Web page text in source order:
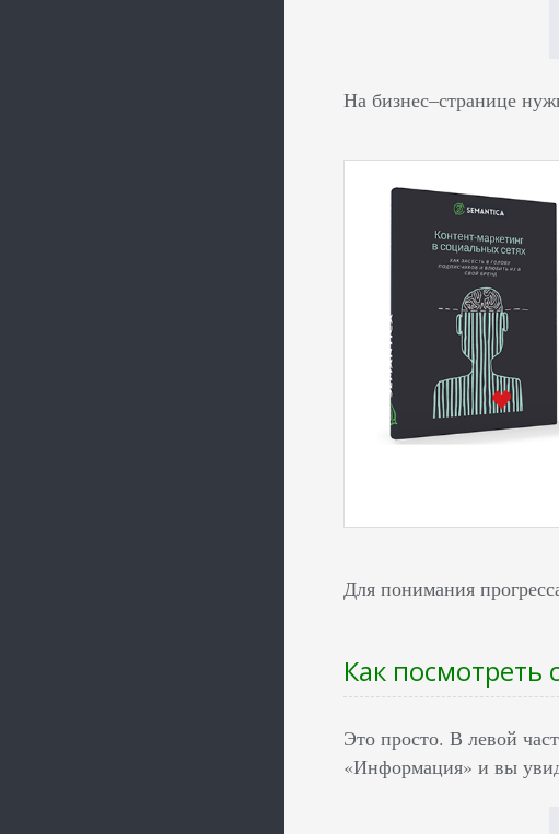
На бизнес–странице
Для понимания
Как посмотреть
Это просто. В левой
«Информация» и вы